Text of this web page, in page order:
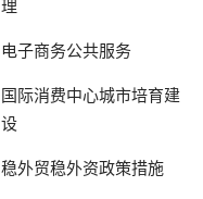
理
电子商务公共服务
国际消费中心城市培育建
设
稳外贸稳外资政策措施